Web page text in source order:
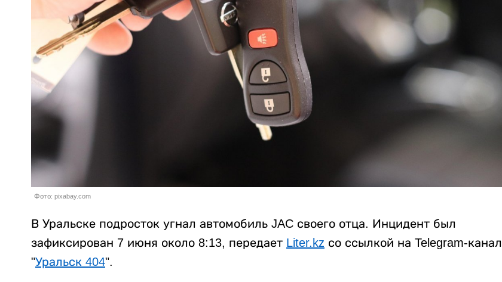
Фото: pixabay.com
В Уральске подросток угнал автомобиль JAC своего отца. Инцидент был
зафиксирован 7 июня около 8:13, передает Liter.kz со ссылкой на Telegram-канал
"Уральск 404".